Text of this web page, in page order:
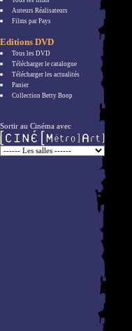
Auteurs Réalisateurs
Films par Pays
Editions DVD
Tous les DVD
Télécharger le catalogue
Télécharger les actualités
Panier
Collection Betty Boop
Sortir au Cinéma avec